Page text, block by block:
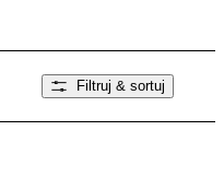
Filtruj & sortuj